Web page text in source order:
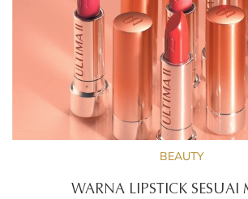
BEAUTY
WARNA LIPSTICK SESUAI